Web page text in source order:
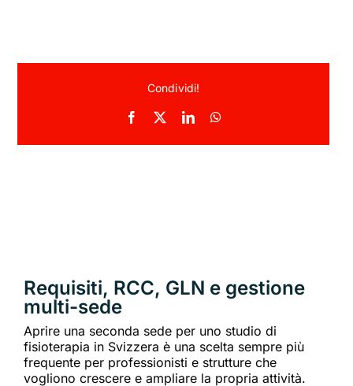
Condividi!
Requisiti, RCC, GLN e gestione
multi-sede
Aprire una seconda sede per uno studio di
fisioterapia in Svizzera è una scelta sempre più
frequente per professionisti e strutture che
vogliono crescere e ampliare la propria attività.